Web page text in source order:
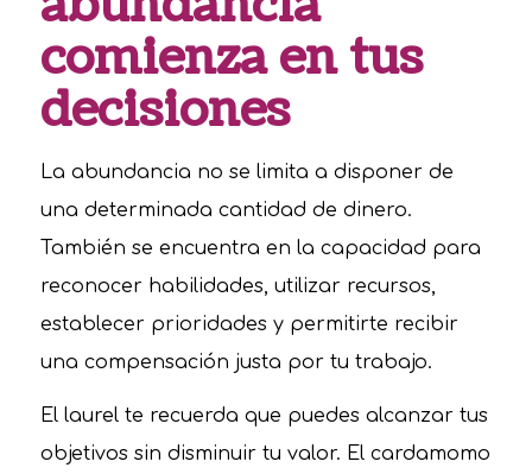
comienza en tus
decisiones
La abundancia no se limita a disponer de
una determinada cantidad de dinero.
También se encuentra en la capacidad para
reconocer habilidades, utilizar recursos,
establecer prioridades y permitirte recibir
una compensación justa por tu trabajo.
El laurel te recuerda que puedes alcanzar tus
objetivos sin disminuir tu valor. El cardamomo